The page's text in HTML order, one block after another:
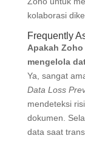
kolaborasi
Frequently
Apakah
mengelola
Ya, sangat
Data Loss
mendeteksi
dokumen.
data saat